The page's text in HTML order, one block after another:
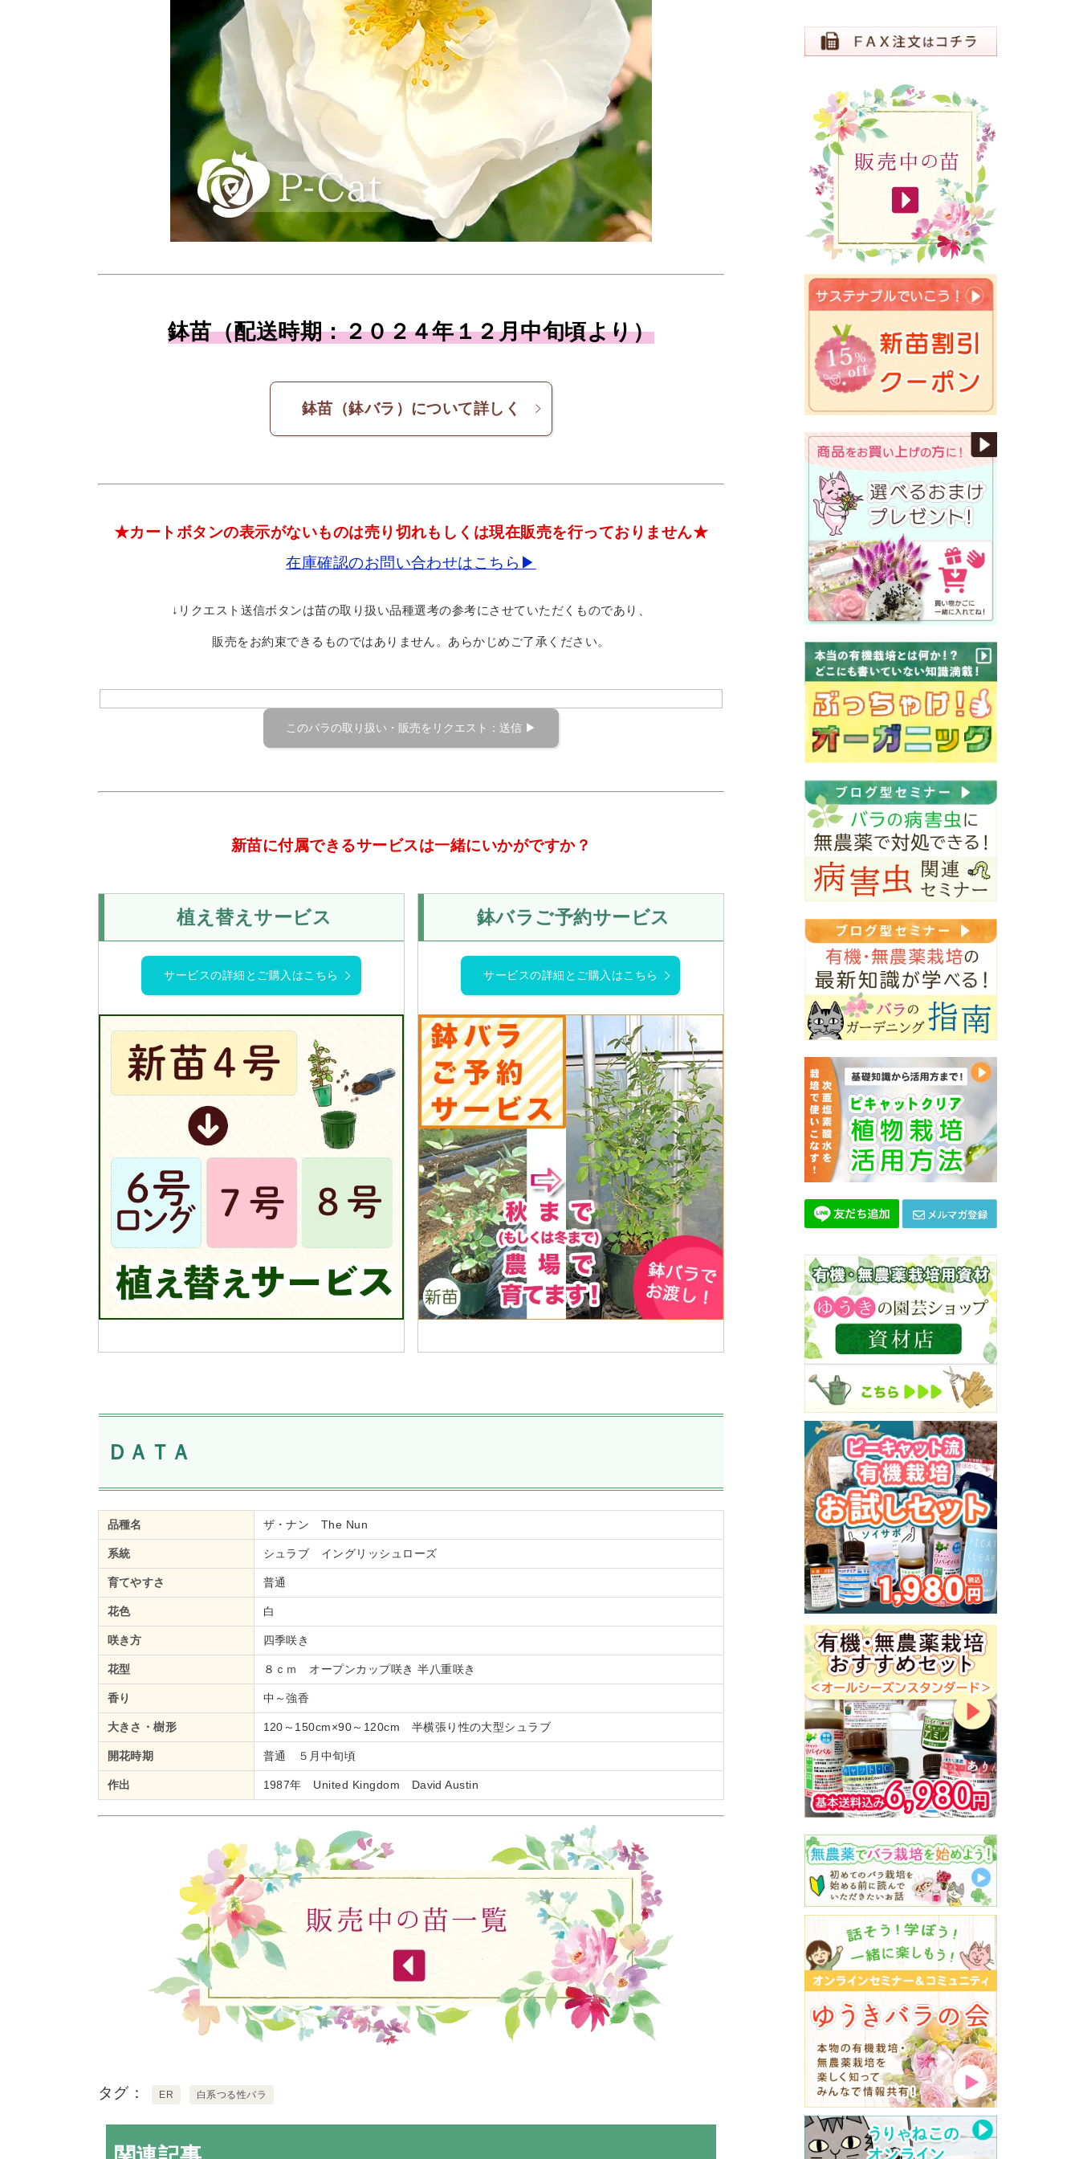
鉢苗（配送時期：２０２４年１２月中旬頃より）
鉢苗（鉢バラ）について詳しく
★カートボタンの表示がないものは売り切れもしくは現在販売を行っておりません★
在庫確認のお問い合わせはこちら▶
↓リクエスト送信ボタンは苗の取り扱い品種選考の参考にさせていただくものであり、
販売をお約束できるものではありません。あらかじめご了承ください。
新苗に付属できるサービスは一緒にいかがですか？
植え替えサービス
サービスの詳細とご購入はこちら
鉢バラご予約サービス
サービスの詳細とご購入はこちら
ＤＡＴＡ
品種名 ザ・ナン The Nun
系統 シュラブ イングリッシュローズ
育てやすさ 普通
花色 白
咲き方 四季咲き
花型 ８ｃｍ オープンカップ咲き 半八重咲き
香り 中～強香
大きさ・樹形 120～150cm×90～120cm 半横張り性の大型シュラブ
開花時期 普通 ５月中旬頃
作出 1987年 United Kingdom David Austin
タグ ER 白系つる性バラ